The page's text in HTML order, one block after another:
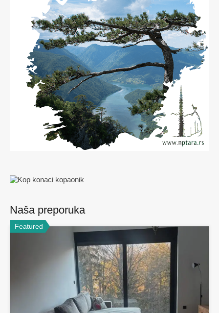
Naša preporuka
Featured